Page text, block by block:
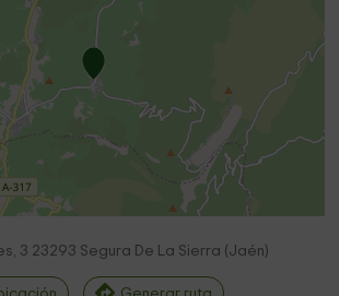
3 23293 Segura De La Sierra (Jaén)